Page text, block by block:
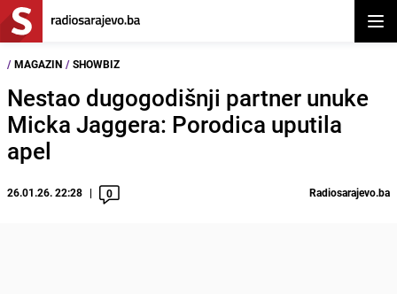
/ MAGAZIN / SHOWBIZ
Nestao dugogodišnji partner unuke
Micka Jaggera: Porodica uputila
apel
26.01.26. 22:28 0 Radiosarajevo.ba